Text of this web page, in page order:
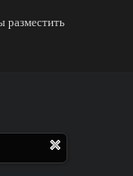
разместить